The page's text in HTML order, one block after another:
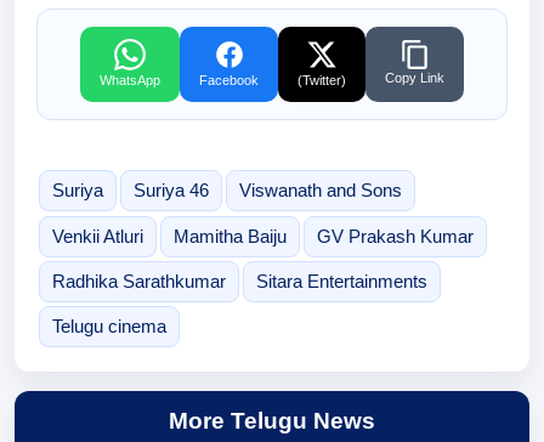
WhatsApp Facebook (Twitter) Copy Link
Suriya Suriya 46 Viswanath and Sons
Venkii Atluri Mamitha Baiju GV Prakash Kumar
Radhika Sarathkumar Sitara Entertainments
Telugu cinema
More Telugu News